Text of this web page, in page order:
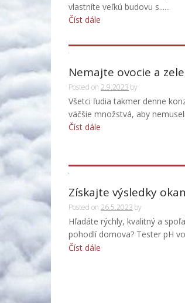
vlastníte veľkú budovu s......
Číst dále
Nemajte ovocie a
Posted on 2.9.2023 by
Všetci ľudia takmer denne
väčšie množstvá, aby
Číst dále
Získajte výsledky
Posted on 26.5.2023 by
Hľadáte rýchly, kvalitný a
pohodlí domova? Tester pH
Číst dále